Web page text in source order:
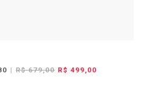
| R$ 679,00 R$ 499,00